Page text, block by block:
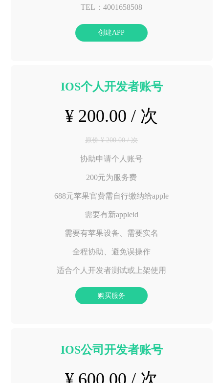
TEL：4001658508
创建APP
IOS个人开发者账号
¥ 200.00 / 次
原价 ¥ 200.00 / 次
协助申请个人账号
200元为服务费
688元苹果官费需自行缴纳给apple
需要有新appleid
需要有苹果设备、需要实名
全程协助、避免误操作
适合个人开发者测试或上架使用
购买服务
IOS公司开发者账号
¥ 600.00 / 次